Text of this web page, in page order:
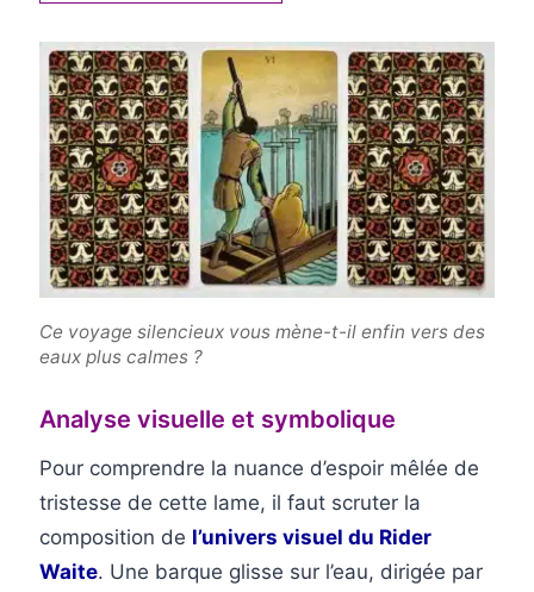
Ce voyage silencieux vous mène-t-il enfin vers des
eaux plus calmes ?
Analyse visuelle et symbolique
Pour comprendre la nuance d’espoir mêlée de
tristesse de cette lame, il faut scruter la
composition de l’univers visuel du Rider
Waite. Une barque glisse sur l’eau, dirigée par